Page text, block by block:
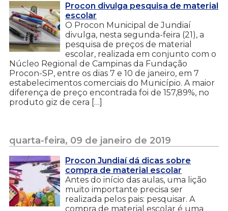
Procon divulga pesquisa de material
escolar
O Procon Municipal de Jundiaí
divulga, nesta segunda-feira (21), a
pesquisa de preços de material
escolar, realizada em conjunto com o
Núcleo Regional de Campinas da Fundação
Procon-SP, entre os dias 7 e 10 de janeiro, em 7
estabelecimentos comerciais do Município. A maior
diferença de preço encontrada foi de 157,89%, no
produto giz de cera […]
quarta-feira, 09 de janeiro de 2019
Procon Jundiaí dá dicas sobre
compra de material escolar
Antes do início das aulas, uma lição
muito importante precisa ser
realizada pelos pais: pesquisar. A
compra de material escolar é uma